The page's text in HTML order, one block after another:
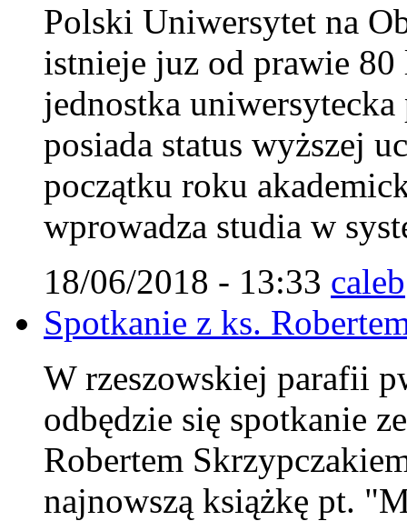
Polski Uniwersytet na
istnieje juz od prawie 80
jednostka
posiada status wyższej
początku roku
wprowadza studia w
18/06/2018 - 13:33 caleb
Spotkanie z ks.
W rzeszowskiej parafii
odbędzie się spotkanie
Robertem
najnowszą książkę pt.